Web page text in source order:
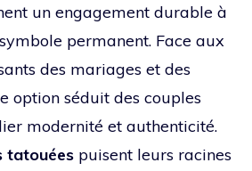
un engagement durable à
permanent. Face aux
des mariages et des
option séduit des couples
modernité et authenticité.
tatouées puisent leurs racines